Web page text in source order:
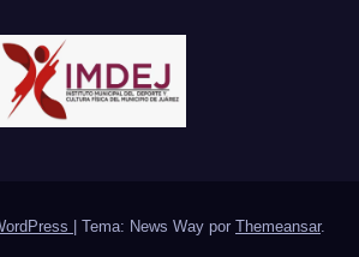
| Tema: News Way por Themeansar.